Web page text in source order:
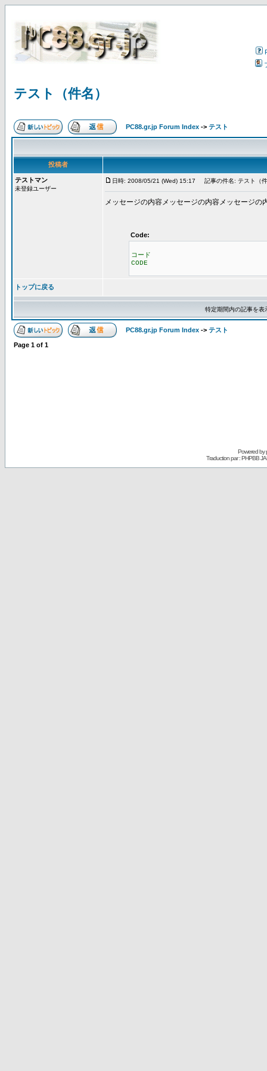
テスト（件名）
PC88.gr.jp Forum Index -> テスト
投稿者
テストマン
未登録ユーザー
日時: 2008/05/21 (Wed) 15:17 記事の件名: テスト（
メッセージの内容メッセージの内容メッセージ
Code:
コード
CODE
トップに戻る
特定期間内の記事を
PC88.gr.jp Forum Index -> テスト
Page 1 of 1
Powered by
Traduction par : PHPBB